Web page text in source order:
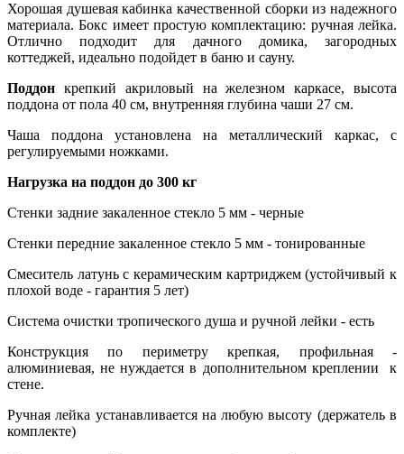
Хорошая душевая кабинка качественной сборки из надежного
материала. Бокс имеет простую комплектацию: ручная лейка.
Отлично подходит для дачного домика, загородных
коттеджей, идеально подойдет в баню и сауну.
Поддон крепкий акриловый на железном каркасе, высота
поддона от пола 40 см, внутренняя глубина чаши 27 см.
Чаша поддона установлена на металлический каркас, с
регулируемыми ножками.
Нагрузка на поддон до 300 кг
Стенки задние закаленное стекло 5 мм - черные
Стенки передние закаленное стекло 5 мм - тонированные
Смеситель латунь с керамическим картриджем (устойчивый к
плохой воде - гарантия 5 лет)
Система очистки тропического душа и ручной лейки - есть
Конструкция по периметру крепкая, профильная -
алюминиевая, не нуждается в дополнительном креплении к
стене.
Ручная лейка устанавливается на любую высоту (держатель в
комплекте)